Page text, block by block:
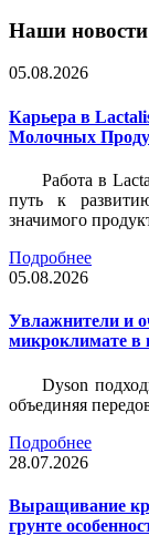
Наши новости
05.08.2026
Карьера в
Молочных
Работа в
путь к
значимого
Подробнее
05.08.2026
Увлажнители и
микроклимате в
Dyson
объединяя
Подробнее
28.07.2026
Выращивание
грунте